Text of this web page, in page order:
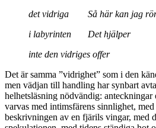
det vidriga Så här kan jag
i labyrinten Det hjälper
inte den vidriges offer
Det är samma ”vidrighet” som i den
men vädjan till handling har synbart
helhetsläsning nödvändig: anteckningar
varvas med intimsfärens sinnlighet,
beskrivningen av en fjärils vingar, med